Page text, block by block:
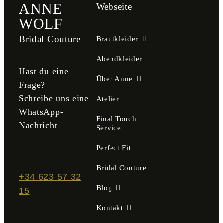
ANNE
WOLF
Bridal Couture
Hast du eine
Frage?
Schreibe uns eine
WhatsApp-
Nachricht
+34 623 57 32
15
Webseite
Brautkleider
Abendkleider
Über Anne
Atelier
Final Touch
Service
Perfect Fit
Bridal Couture
Blog
Kontakt